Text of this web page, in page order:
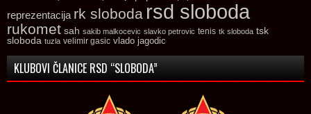
reprezentacija rk sloboda rsd sloboda
rukomet sah sakib malkocevic slavko petrovic tenis tk sloboda tsk
sloboda tuzla velimir gasic vlado jagodic
KLUBOVI ČLANICE RSD “SLOBODA”